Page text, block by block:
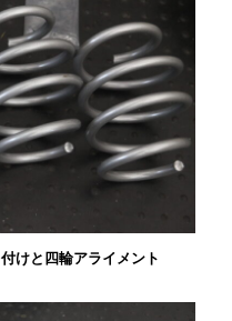
けと四輪アライメント